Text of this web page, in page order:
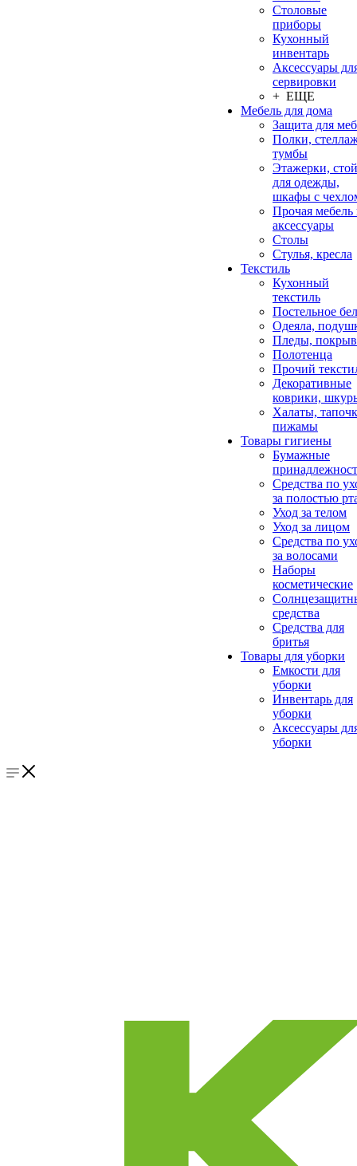
Столовые
приборы
Кухонный
инвентарь
Аксессуары
сервировки
+ ЕЩЕ
Мебель для дома
Защита для
Полки,
тумбы
Этажерки,
для одежды,
шкафы с
Прочая мебель
аксессуары
Столы
Стулья, кресла
Текстиль
Кухонный
текстиль
Постельное
Одеяла,
Пледы,
Полотенца
Прочий
Декоративные
коврики,
Халаты,
пижамы
Товары гигиены
Бумажные
Средства по
за полостью
Уход за телом
Уход за лицом
Средства по
за волосами
Наборы
косметические
средства
Средства для
бритья
Товары для уборки
Емкости для
уборки
Инвентарь для
уборки
Аксессуары
уборки